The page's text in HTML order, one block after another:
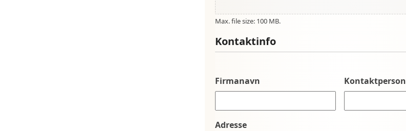
Max. file size: 100 MB.
Kontaktinfo
Firmanavn Kontaktperson
Adresse